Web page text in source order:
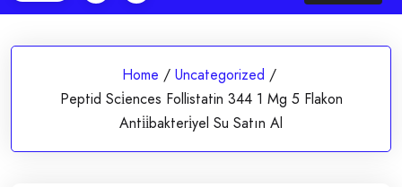
Home / Uncategorized /
Peptid Sci̇ences Follistatin 344 1 Mg 5 Flakon
Anti̇i̇bakteri̇yel Su Satın Al